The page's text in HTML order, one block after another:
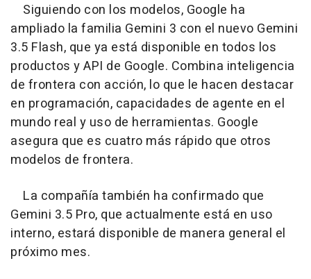
Siguiendo con los modelos, Google ha
ampliado la familia Gemini 3 con el nuevo Gemini
3.5 Flash, que ya está disponible en todos los
productos y API de Google. Combina inteligencia
de frontera con acción, lo que le hacen destacar
en programación, capacidades de agente en el
mundo real y uso de herramientas. Google
asegura que es cuatro más rápido que otros
modelos de frontera.
La compañía también ha confirmado que
Gemini 3.5 Pro, que actualmente está en uso
interno, estará disponible de manera general el
próximo mes.